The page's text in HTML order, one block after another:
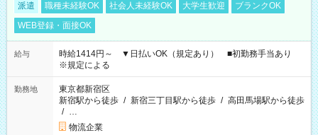
派遣 職種未経験OK 社会人未経験OK 大学生歓迎
ブランクOK
WEB登録・面接OK
給与
時給1414円～ ▼日払いOK（規定あり） ■初勤務手当あり
※規定による
勤務地
東京都新宿区
新宿駅から徒歩 / 新宿三丁目駅から徒歩 / 高田馬場駅から徒歩
/ …
物流企業